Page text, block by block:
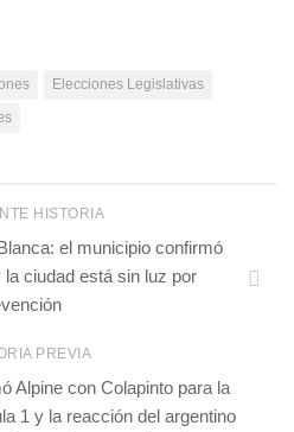
Elecciones Legislativas
HISTORIA
el municipio confirmó
ciudad está sin luz por
PREVIA
Alpine con Colapinto para la
1 y la reacción del argentino